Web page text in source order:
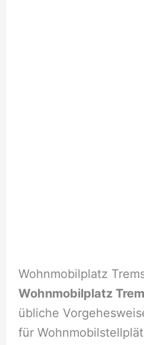
Wohnmobilplatz
Wohnmobilplatz
übliche
für